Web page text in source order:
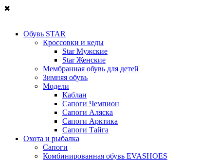
✖
Обувь STAR
Кроссовки и кеды
Star Мужские
Star Женские
Мембранная обувь для детей
Зимняя обувь
Модели
Каблан
Сапоги Чемпион
Сапоги Аляска
Сапоги Арктика
Сапоги Тайга
Охота и рыбалка
Сапоги
Комбинированная обувь EVASHOES